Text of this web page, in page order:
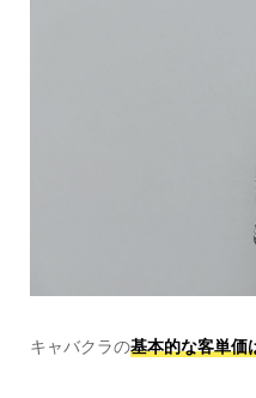
キャバクラの基本的な客単価